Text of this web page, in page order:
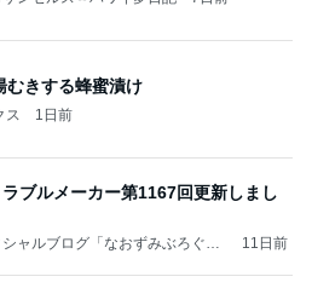
むきする蜂蜜漬け
ス 1日前
ブルメーカー第1167回更新しまし
ャルブログ「なおずみぶろぐ」
11日前